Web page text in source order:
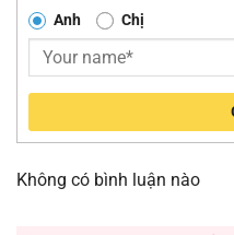
Anh Chị
Không có bình luận nào